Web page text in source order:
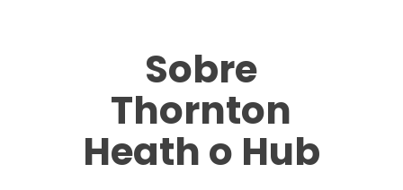
Sobre
Thornton
Heath o Hub